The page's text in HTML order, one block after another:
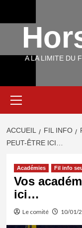
A LA LIMITE DU
principal
ACCUEIL FIL INFO
PEUT-ÊTRE ICI…
Académies Fil info
Vos
ici…
Le comité 10/01/